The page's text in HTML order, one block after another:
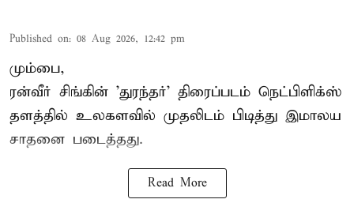
Published on: 08 Aug 2026, 12:42 pm
மும்பை,
ரன்வீர் சிங்கின் 'துரந்தர்' திரைப்படம் நெட்பிளிக்ஸ்
தளத்தில் உலகளவில் முதலிடம் பிடித்து இமாலய
சாதனை படைத்தது.
Read More